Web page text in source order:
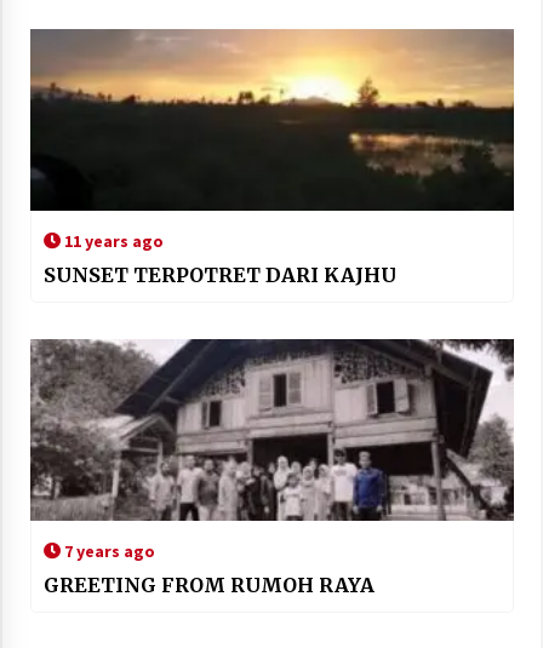
11 years ago
SUNSET TERPOTRET DARI KAJHU
7 years ago
GREETING FROM RUMOH RAYA